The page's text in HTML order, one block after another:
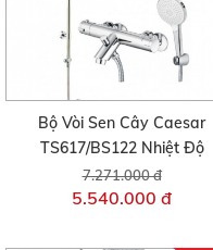
Bộ Vòi Sen Cây Caesar
TS617/BS122 Nhiệt Độ
7.271.000 đ
5.540.000 đ